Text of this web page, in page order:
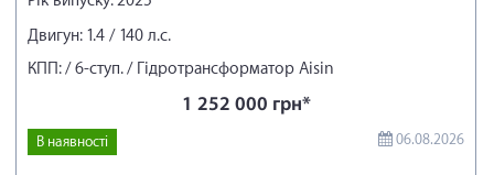
Двигун: 1.4 / 140 л.с.
КПП: / 6-ступ. / Гідротрансформатор Aisin
1 252 000 грн*
В наявності 06.08.2026